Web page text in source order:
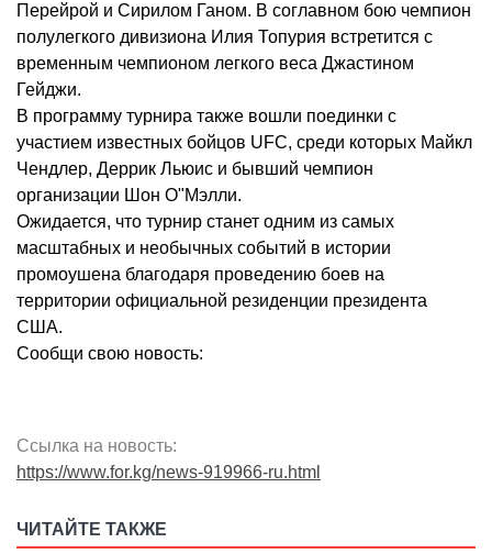
Перейрой и Сирилом Ганом. В соглавном бою чемпион
полулегкого дивизиона Илия Топурия встретится с
временным чемпионом легкого веса Джастином
Гейджи.
В программу турнира также вошли поединки с
участием известных бойцов UFC, среди которых Майкл
Чендлер, Деррик Льюис и бывший чемпион
организации Шон О"Мэлли.
Ожидается, что турнир станет одним из самых
масштабных и необычных событий в истории
промоушена благодаря проведению боев на
территории официальной резиденции президента
США.
Сообщи свою новость:
Ссылка на новость:
https://www.for.kg/news-919966-ru.html
ЧИТАЙТЕ ТАКЖЕ